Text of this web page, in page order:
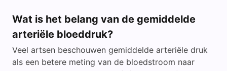
Wat is het belang van de gemiddelde
arteriële bloeddruk?
Veel artsen beschouwen gemiddelde arteriële druk
als een betere meting van de bloedstroom naar